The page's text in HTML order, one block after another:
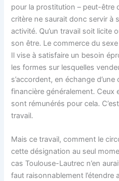
pour la prostitution – peut-être
critère ne saurait donc servir à
activité. Qu’un travail soit licite
son être. Le commerce du
Il vise à satisfaire un besoin
les formes sur lesquelles
s’accordent, en échange
financière généralement. Ceux
sont rémunérés pour cela.
travail.
Mais ce travail, comment le
cette désignation au seul
cas Toulouse-Lautrec n’en
faut raisonnablement l’étendre